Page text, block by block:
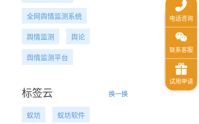
全网舆情监测系统
舆情监测 舆论
舆情监测平台
标签云 换一换
蚁坊 蚁坊软件